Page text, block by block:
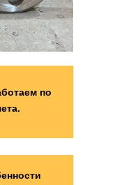
по